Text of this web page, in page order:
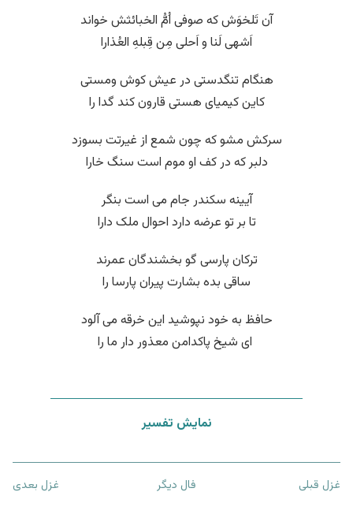
آن تَلخوَش که صوفی اُمُّ الخبائثش خواند
اَشهی لَنا و اَحلی مِن قِبلهِ العُذارا
هنگام تنگدستی در عیش کوش ومستی
کاین کیمیای هستی قارون کند گدا را
سرکش مشو که چون شمع از غیرتت بسوزد
دلبر که در کف او موم است سنگ خارا
آیینه سکندر جام می است بنگر
تا بر تو عرضه دارد احوال ملک دارا
ترکان پارسی گو بخشندگان عمرند
ساقی بده بشارت پیران پارسا را
حافظ به خود نپوشید این خرقه می آلود
‌ ای شیخ پاکدامن معذور دار ما را
نمایش تفسیر
غزل قبلی فال دیگر غزل بعدی